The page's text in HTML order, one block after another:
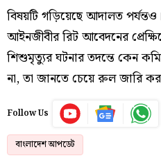
বিষয়টি গড়িয়েছে আদালত
আইনজীবীর রিট আবেদনের
শিশুমৃত্যুর ঘটনার তদন্তে কেন
না, তা জানতে চেয়ে রুল জারি
Follow Us
বাংলাদেশ আপডেট